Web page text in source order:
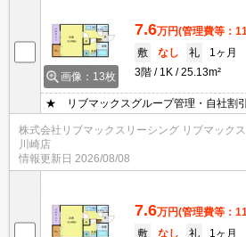
画像：13枚
7.6万円(管理費等：
敷
なし 礼
1ヶ月
3階
1K 25.13m²
★ リブマックスグループ管理・自
株式会社リブマックスリーシング リブマックス
川崎店
情報更新日 2026/08/08
7.6万円(管理費等：
敷
なし 礼
1ヶ月